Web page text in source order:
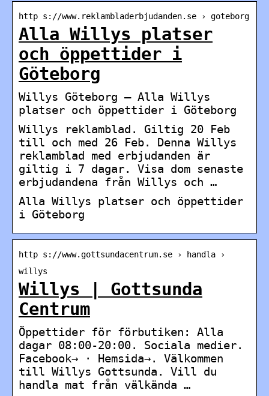
http s://www.reklambladerbjudanden.se › goteborg
Alla Willys platser
och öppettider i
Göteborg
Willys Göteborg – Alla Willys
platser och öppettider i Göteborg
Willys reklamblad. Giltig 20 Feb
till och med 26 Feb. Denna Willys
reklamblad med erbjudanden är
giltig i 7 dagar. Visa dom senaste
erbjudandena från Willys och …
Alla Willys platser och öppettider
i Göteborg
http s://www.gottsundacentrum.se › handla ›
willys
Willys | Gottsunda
Centrum
Öppettider för förbutiken: Alla
dagar 08:00-20:00. Sociala medier.
Facebook→ · Hemsida→. Välkommen
till Willys Gottsunda. Vill du
handla mat från välkända …